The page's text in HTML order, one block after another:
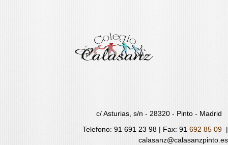
c/ Asturias, s/n - 28320 - Pinto - Madrid
Telefono: 91 691 23 98 | Fax: 91 692 85 09 |
calasanz@calasanzpinto.es